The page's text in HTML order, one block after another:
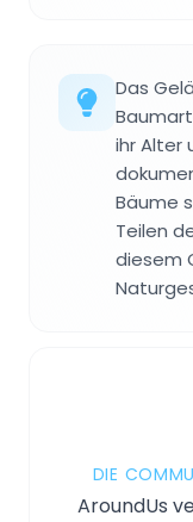
Das
ihr Alter
Bäume
Teilen
diesem
DIE
AroundUs